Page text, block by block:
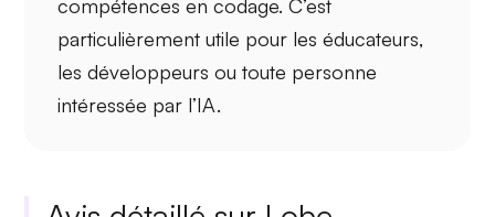
compétences en codage. C’est
particulièrement utile pour les éducateurs,
les développeurs ou toute personne
intéressée par l’IA.